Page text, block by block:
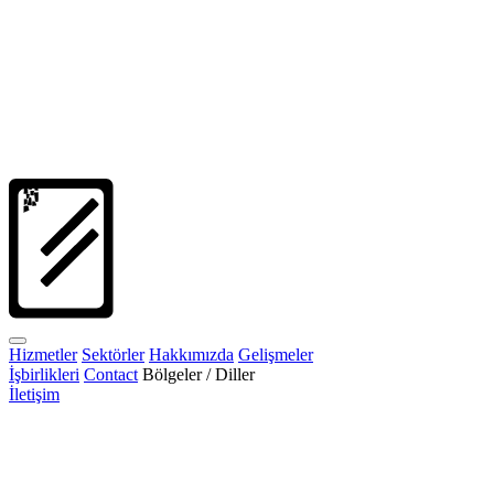
Hizmetler Sektörler Hakkımızda Gelişmeler
İşbirlikleri Contact Bölgeler / Diller
İletişim